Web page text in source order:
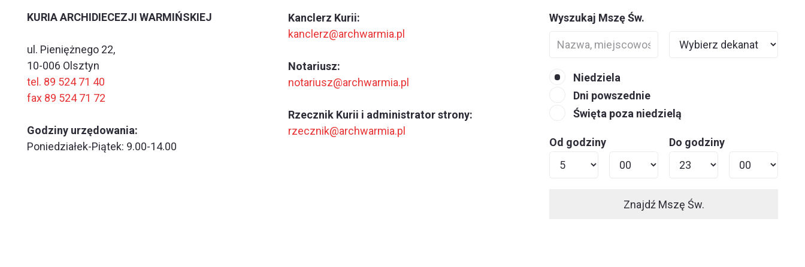
KURIA ARCHIDIECEZJI WARMIŃSKIEJ
ul. Pieniężnego 22,
10-006 Olsztyn
tel. 89 524 71 40
fax 89 524 71 72
Godziny urzędowania:
Poniedziałek-Piątek: 9.00-14.00
Kanclerz Kurii:
kanclerz@archwarmia.pl
Notariusz:
notariusz@archwarmia.pl
Rzecznik Kurii i administrator strony:
rzecznik@archwarmia.pl
Wyszukaj Mszę Św.
Niedziela
Dni powszednie
Święta poza niedzielą
Od godziny Do godziny
Znajdź Mszę Św.